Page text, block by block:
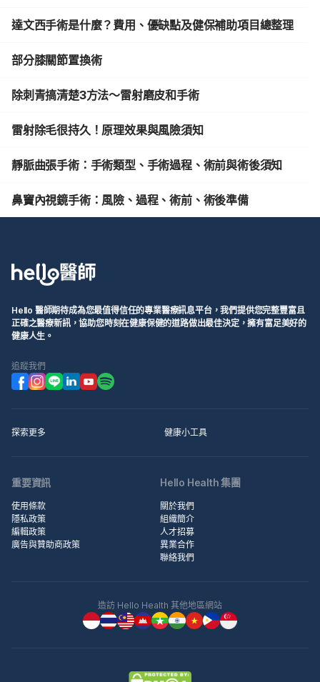
達文西手術是什麼？費用、優缺點及健保補助項目總整理
部分膝關節置換術
除刺青搞清楚3方法～雷射磨皮和手術
雷射除毛很持久！原理效果與風險須知
靜脈曲張手術：手術類型、手術過程、術前與術後須知
鼻竇內視鏡手術：風險、過程、術前、術後準備
Hello 醫師期待成為您最值得信任的專業醫療訊息平台，我們提供您完整豐富且
正確之醫療新訊，協助您時刻在健康保健的道路做出最佳決定，擁有富足美好的
健康人生。
追蹤我們
探索更多 健康小工具
重要資訊
使用條款
隱私政策
編輯政策
廣告與贊助商政策
Hello Health 集團
關於我們
組織簡介
人才招募
異業合作
聯絡我們
造訪 Hello Health 其他地區網站